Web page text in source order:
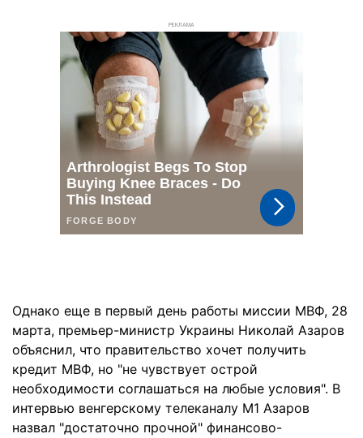
РЕКЛАМА
Однако еще в первый день работы миссии МВФ, 28
марта, премьер-министр Украины Николай Азаров
объяснил, что правительство хочет получить
кредит МВФ, но "не чувствует острой
необходимости соглашаться на любые условия". В
интервью венгерскому телеканалу M1 Азаров
назвал "достаточно прочной" финансово-